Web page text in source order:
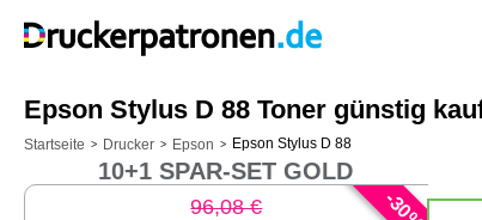
Epson Stylus D 88 Toner günstig
Startseite > Drucker > Epson > Epson Stylus D 88
10+1 SPAR-SET GOLD
-
30
96,08 €